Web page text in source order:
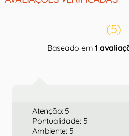
(5)
Baseado em1
Atenção: 5
Pontualidade: 5
Ambiente: 5